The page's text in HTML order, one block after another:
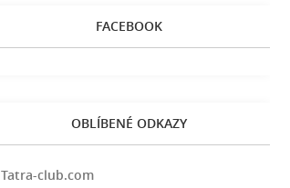
FACEBOOK
OBLÍBENÉ ODKAZY
Tatra-club.com